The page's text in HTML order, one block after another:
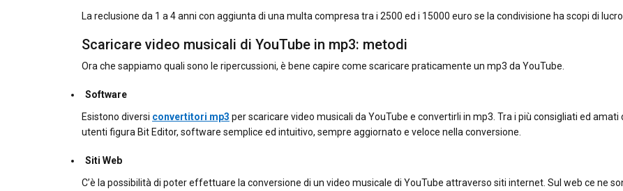
La reclusione da 1 a 4 anni con aggiunta di una multa compresa tra i 2500 ed i 15000 euro se la condivisione ha scopi di lucro.
Scaricare video musicali di YouTube in mp3: metodi
Ora che sappiamo quali sono le ripercussioni, è bene capire come scaricare praticamente un mp3 da YouTube.
Software
Esistono diversi convertitori mp3 per scaricare video musicali da YouTube e convertirli in mp3. Tra i più consigliati ed amati
utenti figura Bit Editor, software semplice ed intuitivo, sempre aggiornato e veloce nella conversione.
Siti Web
C’è la possibilità di poter effettuare la conversione di un video musicale di YouTube attraverso siti internet. Sul web ce ne